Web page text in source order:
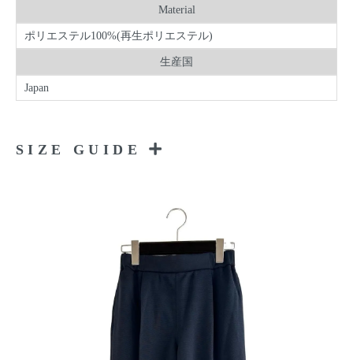
Material
ポリエステル100%(再生ポリエステル)
生産国
Japan
SIZE GUIDE